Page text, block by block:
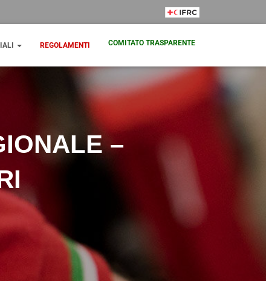
REGOLAMENTI COMITATO TRASPARENTE
–